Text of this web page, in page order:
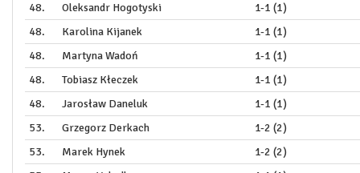
48.
Oleksandr Hogotyski
1-1 (1)
48.
Karolina Kijanek
1-1 (1)
48.
Martyna Wadoń
1-1 (1)
48.
Tobiasz Kłeczek
1-1 (1)
48.
Jarosław Daneluk
1-1 (1)
53.
Grzegorz Derkach
1-2 (2)
53.
Marek Hynek
1-2 (2)